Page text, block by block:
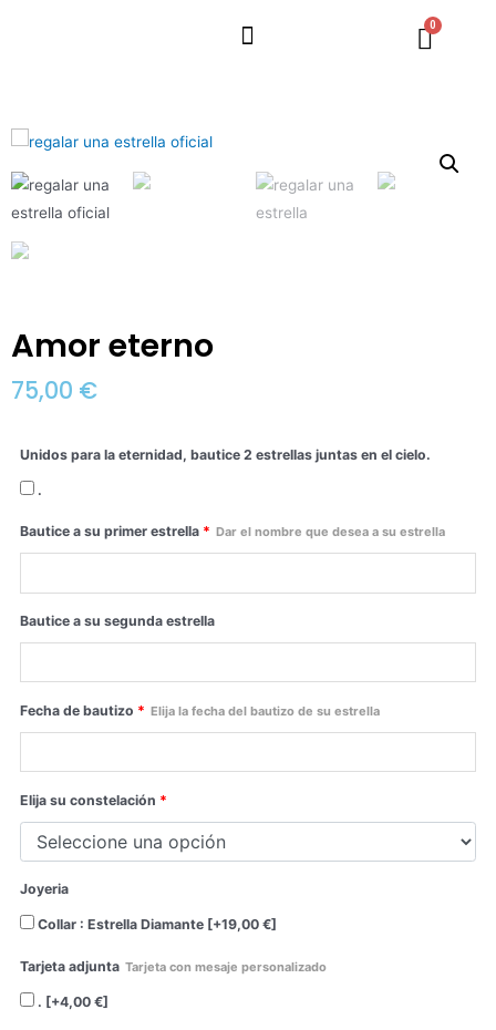
Amor eterno
75,00 €
Unidos para la eternidad, bautice 2 estrellas juntas en el cielo.
.
Bautice a su primer estrella * Dar el nombre que desea a su estrella
Bautice a su segunda estrella
Fecha de bautizo * Elija la fecha del bautizo de su estrella
Elija su constelación *
Joyeria
Collar : Estrella Diamante [+19,00 €]
Tarjeta adjunta Tarjeta con mesaje personalizado
. [+4,00 €]